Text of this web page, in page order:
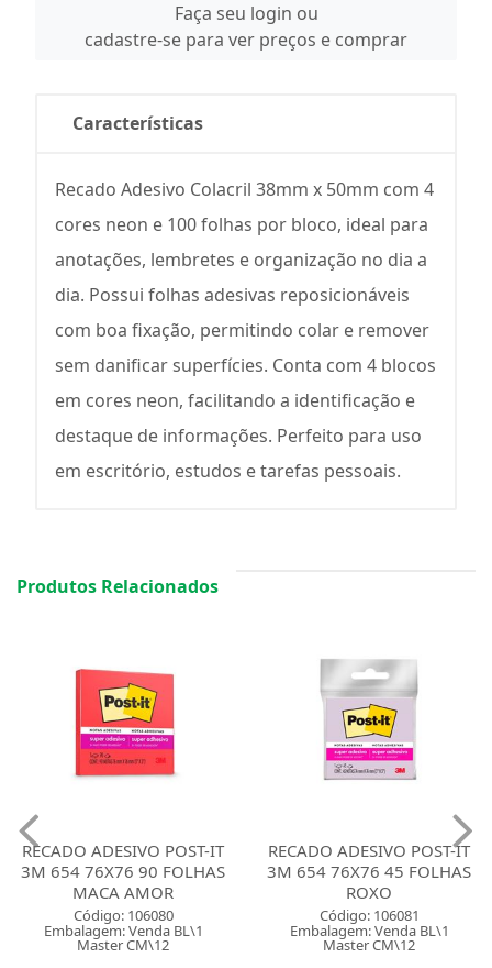
Faça seu login ou
cadastre-se para ver preços e comprar
Características
Recado Adesivo Colacril 38mm x 50mm com 4
cores neon e 100 folhas por bloco, ideal para
anotações, lembretes e organização no dia a
dia. Possui folhas adesivas reposicionáveis
com boa fixação, permitindo colar e remover
sem danificar superfícies. Conta com 4 blocos
em cores neon, facilitando a identificação e
destaque de informações. Perfeito para uso
em escritório, estudos e tarefas pessoais.
Produtos Relacionados
RECADO ADESIVO POST-IT
3M 654 76X76 90 FOLHAS
MACA AMOR
Código: 106080
Embalagem: Venda BL\1
Master CM\12
RECADO ADESIVO POST-IT
3M 654 76X76 45 FOLHAS
ROXO
Código: 106081
Embalagem: Venda BL\1
Master CM\12